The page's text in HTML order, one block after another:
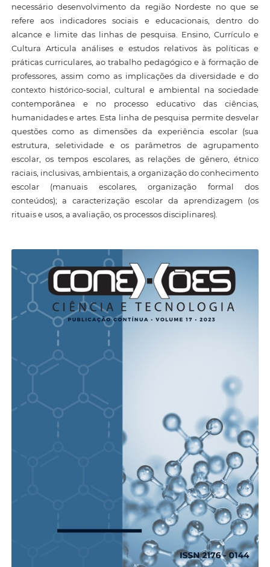
necessário desenvolvimento da região Nordeste no que se
refere aos indicadores sociais e educacionais, dentro do
alcance e limite das linhas de pesquisa. Ensino, Currículo e
Cultura Articula análises e estudos relativos às políticas e
práticas curriculares, ao trabalho pedagógico e à formação de
professores, assim como as implicações da diversidade e do
contexto histórico-social, cultural e ambiental na sociedade
contemporânea e no processo educativo das ciências,
humanidades e artes. Esta linha de pesquisa permite desvelar
questões como as dimensões da experiência escolar (sua
estrutura, seletividade e os parâmetros de agrupamento
escolar, os tempos escolares, as relações de gênero, étnico
raciais, inclusivas, ambientais, a organização do conhecimento
escolar (manuais escolares, organização formal dos
conteúdos); a caracterização escolar da aprendizagem (os
rituais e usos, a avaliação, os processos disciplinares).